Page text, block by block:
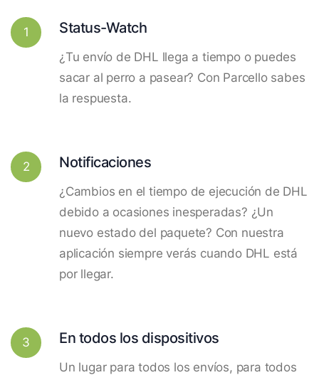
1 Status-Watch
¿Tu envío de DHL llega a tiempo o puedes
sacar al perro a pasear? Con Parcello sabes
la respuesta.
2 Notificaciones
¿Cambios en el tiempo de ejecución de DHL
debido a ocasiones inesperadas? ¿Un
nuevo estado del paquete? Con nuestra
aplicación siempre verás cuando DHL está
por llegar.
3 En todos los dispositivos
Un lugar para todos los envíos, para todos